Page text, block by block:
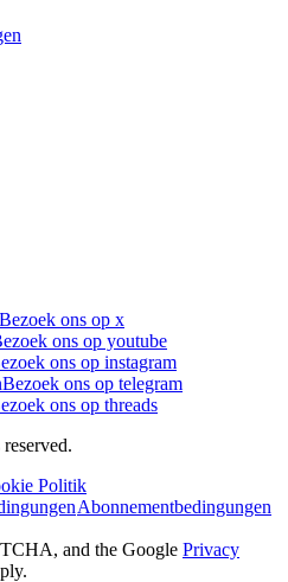
Bezoek ons op x
ons op youtube
ons op instagram
Bezoek ons op telegram
ons op threads
Politik
Abonnementbedingungen
and the Google Privacy